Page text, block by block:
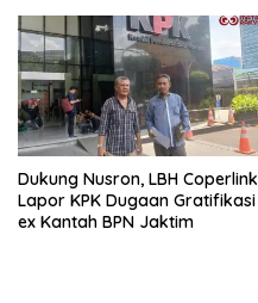
Dukung Nusron, LBH Coperlink
Lapor KPK Dugaan Gratifikasi
ex Kantah BPN Jaktim